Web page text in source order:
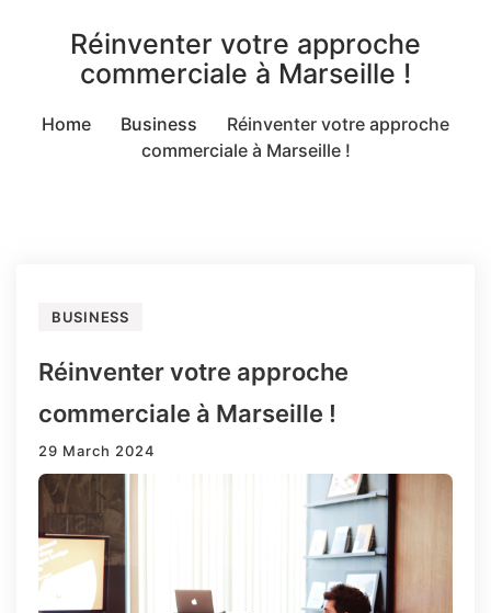
Réinventer votre approche
commerciale à Marseille !
Home Business
Réinventer votre approche
commerciale à Marseille !
BUSINESS
Réinventer votre approche
commerciale à Marseille !
29 March 2024